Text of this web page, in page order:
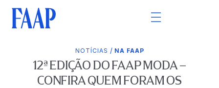
NOTÍCIAS / NA FAAP
12ª EDIÇÃO DO FAAP MODA –
CONFIRA QUEM FORAM OS